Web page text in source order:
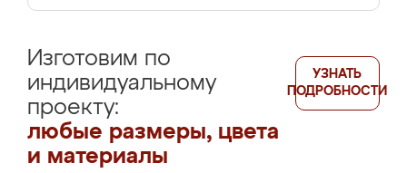
Изготовим по
индивидуальному
проекту:
любые размеры, цвета
и материалы
УЗНАТЬ
ПОДРОБНОСТИ